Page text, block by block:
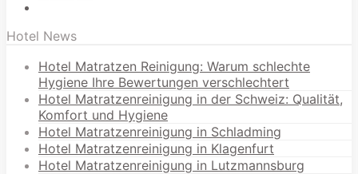
Hotel News
Hotel Matratzen Reinigung: Warum schlechte
Hygiene Ihre Bewertungen verschlechtert
Hotel Matratzenreinigung in der Schweiz: Qualität,
Komfort und Hygiene
Hotel Matratzenreinigung in Schladming
Hotel Matratzenreinigung in Klagenfurt
Hotel Matratzenreinigung in Lutzmannsburg